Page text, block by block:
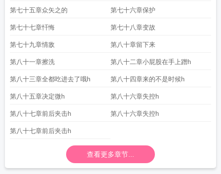
第七十五章众矢之的 第七十六章保护
第七十七章忏悔 第七十八章变故
第七十九章情敌 第八十章留下来
第八十一章擦洗 第八十二章小屁股在手上蹭h
第八十三章全都吃进去了哦h 第八十四章来的不是时候h
第八十五章决定微h 第八十六章失控h
第八十七章前后夹击h 第八十六章失控h
第八十七章前后夹击h
查看更多章节...